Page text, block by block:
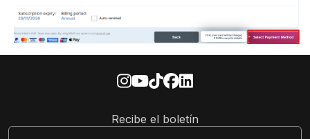
Recibe el boletín